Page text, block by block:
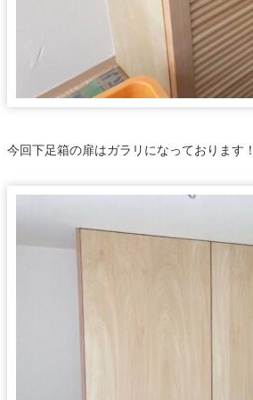
今回下足箱の扉はガラリになっております